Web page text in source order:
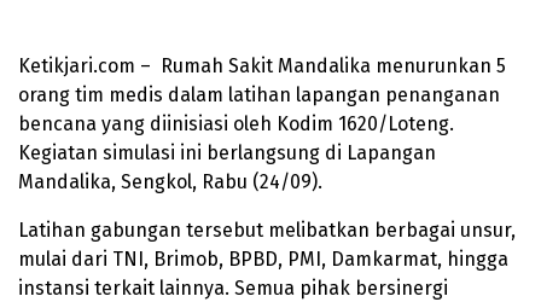
Ketikjari.com – Rumah Sakit Mandalika menurunkan 5
orang tim medis dalam latihan lapangan penanganan
bencana yang diinisiasi oleh Kodim 1620/Loteng.
Kegiatan simulasi ini berlangsung di Lapangan
Mandalika, Sengkol, Rabu (24/09).
Latihan gabungan tersebut melibatkan berbagai unsur,
mulai dari TNI, Brimob, BPBD, PMI, Damkarmat, hingga
instansi terkait lainnya. Semua pihak bersinergi